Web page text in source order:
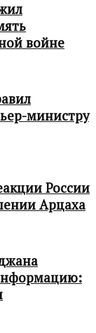
войне
министру
России
Арцаха